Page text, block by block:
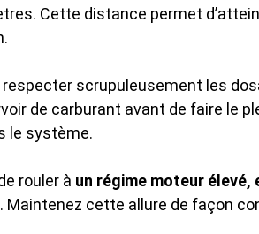
Cette distance permet
respecter scrupuleusement les
de carburant avant de faire le
le système.
rouler à un régime moteur
Maintenez cette allure de façon